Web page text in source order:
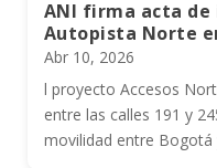
ANI firma acta
Autopista Norte
Abr 10, 2026
l proyecto Accesos
entre las calles 191 y
movilidad entre Bogotá